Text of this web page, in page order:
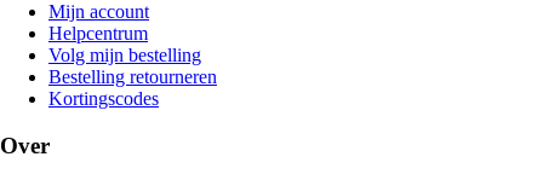
Mijn account
Helpcentrum
Volg mijn bestelling
Bestelling retourneren
Kortingscodes
Over